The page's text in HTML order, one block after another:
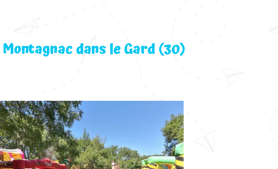
dans le Gard (30)